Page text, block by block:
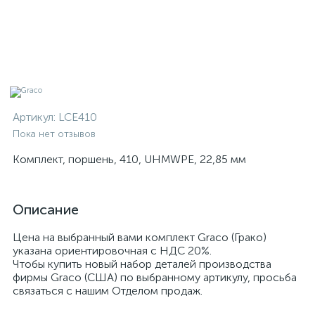
Артикул: LCE410
Пока нет отзывов
Комплект, поршень, 410, UHMWPE, 22,85 мм
Описание
Цена на выбранный вами комплект Graco (Грако)
указана ориентировочная с НДС 20%.
Чтобы купить новый набор деталей производства
фирмы Graco (США) по выбранному артикулу, просьба
связаться с нашим Отделом продаж.